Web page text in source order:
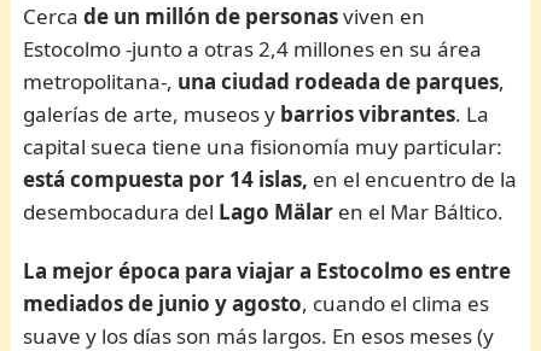
Cercade un millón de personasviven en
Estocolmo -junto a otras 2,4 millones en su área
metropolitana-, una ciudad rodeada de parques,
galerías de arte, museos y barrios vibrantes. La
capital sueca tiene una fisionomía muy particular:
está compuesta por 14 islas, en el encuentro de la
desembocadura del Lago Mälar en el Mar Báltico.
La mejor época para viajar a Estocolmo es entre
mediados de junio y agosto, cuando el clima es
suave y los días son más largos. En esos meses (y